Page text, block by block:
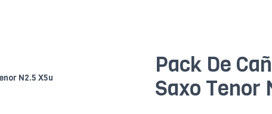
Pack De
Saxo Tenor